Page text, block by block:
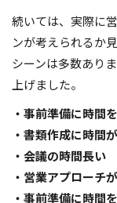
続いては、実際に
ンが考えられるか
シーンは多数あり
上げました。
・事前準備に時間
・書類作成に時間
・会議の時間長い
・営業アプローチ
・事前準備に時間